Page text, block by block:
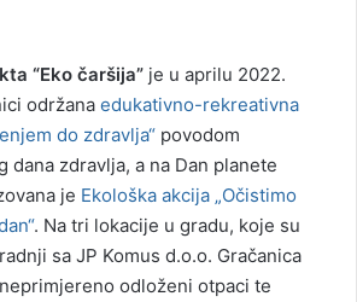
“Eko čaršija” je u aprilu 2022.
održana edukativno-rekreativna
do zdravlja“ povodom
dana zdravlja, a na Dan planete
je Ekološka akcija „Očistimo
. Na tri lokacije u gradu, koje su
sa JP Komus d.o.o. Gračanica
odloženi otpaci te